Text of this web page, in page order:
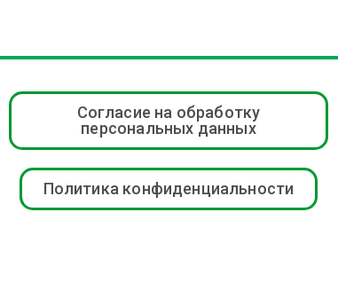
Согласие на обработку
персональных данных
Политика конфиденциальности